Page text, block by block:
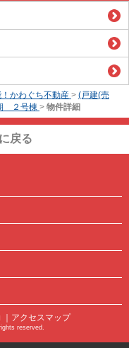
かわぐち不動産 > (戸建(売
２号棟 > 物件詳細
戻る
｜アクセスマップ
reserved.